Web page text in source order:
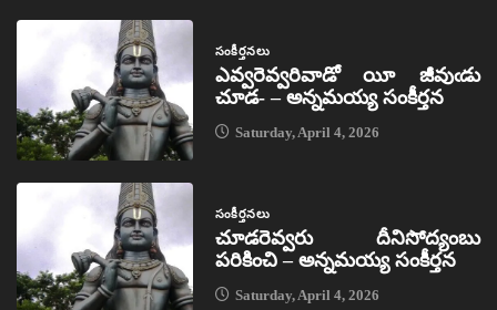
సంకీర్తనలు
ఎవ్వరెవ్వరివాడో యీ జీవుఁడు
చూడ- – అన్నమయ్య సంకీర్తన
Saturday, April 4, 2026
సంకీర్తనలు
చూడరెవ్వరు దీనిసోద్యంబు
పరికించి – అన్నమయ్య సంకీర్తన
Saturday, April 4, 2026